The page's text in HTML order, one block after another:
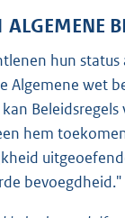
hun
Algemene wet
hem
bevoegdheid."